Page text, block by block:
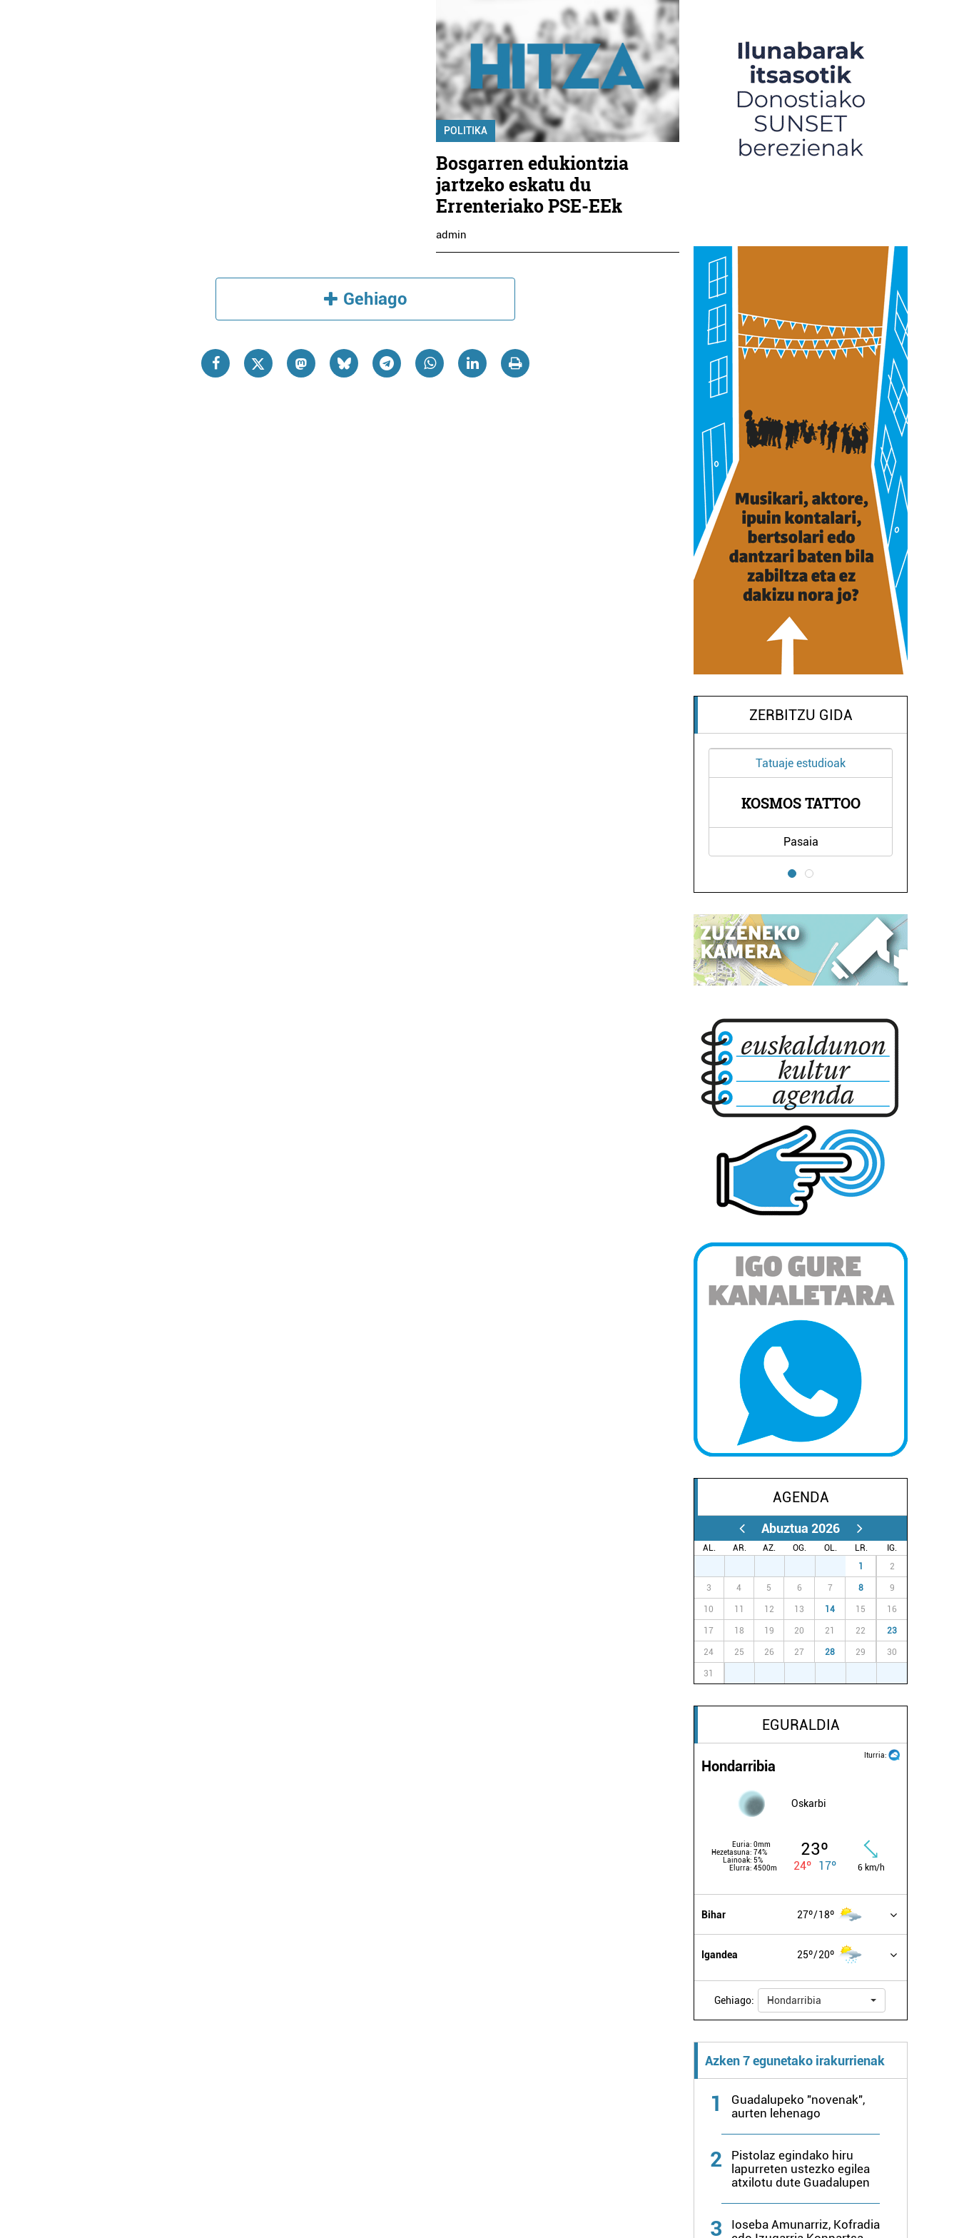
POLITIKA
Bosgarren edukiontzia
jartzeko eskatu du
Errenteriako PSE-EEk
admin
Gehiago
ZERBITZU GIDA
Tatuaje estudioak
KOSMOS TATTOO
Pasaia
AGENDA
Abuztua 2026
AL. AR. AZ. OG. OL. LR.
IG.
1 2
3 4 5 6 7 8 9
10 11 12 13 14 15 16
17 18 19 20 21 22 23
24 25 26 27 28 29 30
31
EGURALDIA
Iturria:
Hondarribia
Oskarbi
Euria: 0mm
Hezetasuna: 74%
Lainoak: 5%
Elurra: 4500m
23º
24º 17º 6 km/h
Bihar 27º 18º
Igandea 25º 20º
Gehiago: Hondarribia
Azken 7 egunetako irakurrienak
1
Guadalupeko "novenak",
aurten lehenago
2
Pistolaz egindako hiru
lapurreten ustezko egilea
atxilotu dute Guadalupen
3
Ioseba Amunarriz, Kofradia